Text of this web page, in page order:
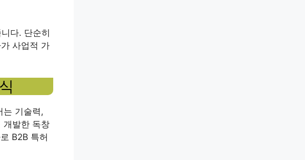
다. 단순히
사업적 가
는 기술력,
개발한 독창
B2B 특허